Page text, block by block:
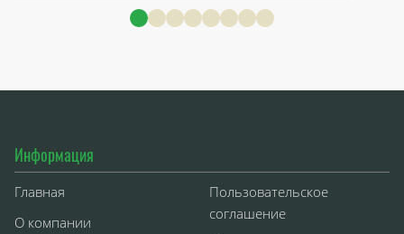
Информация
Главная
О компании
Пользовательское
соглашение